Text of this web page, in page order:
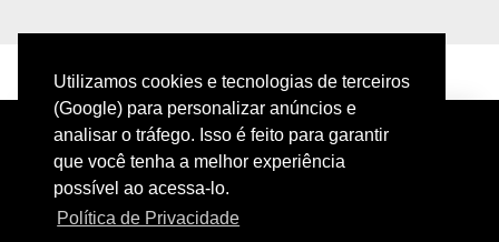
Utilizamos cookies e tecnologias de terceiros
(Google) para personalizar anúncios e
analisar o tráfego. Isso é feito para garantir
que você tenha a melhor experiência
possível ao acessa-lo.
Política de Privacidade